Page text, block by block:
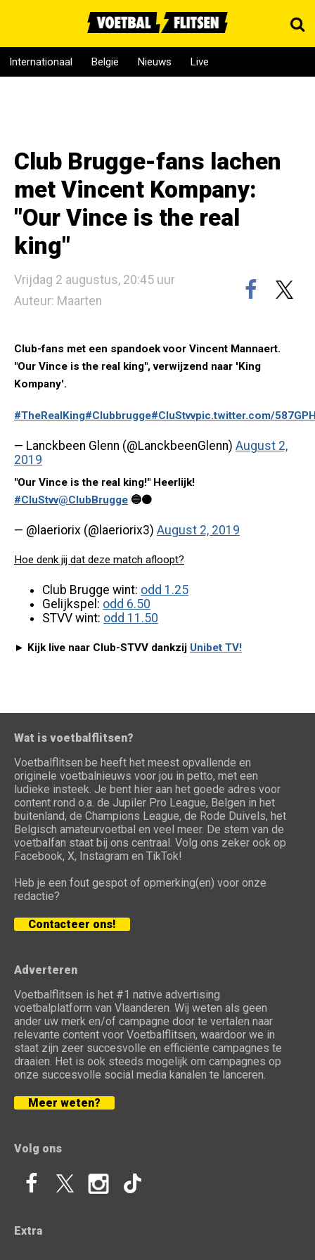
Internationaal België Nieuws Live
Club Brugge-fans lachen
met Vincent Kompany:
"Our Vince is the real
king"
Vrijdag 2 augustus, 20:45 uur
Auteur: Maarten
Club-fans met een spandoek voor Vincent Mannaert.
"Our Vince is the real king", verwijzend naar 'King
Kompany'.
#TheRealKing#Clubbrugge#CluStvvpic.twitter.com/
— Lanckbeen Glenn (@LanckbeenGlenn) August 2,
2019
"Our Vince is the real king!" Heerlijk!
#CluStvv@ClubBrugge 🔵⚫
— @laeriorix (@laeriorix3) August 2, 2019
Hoe denk jij dat deze match afloopt?
Club Brugge wint: odd 1.25
Gelijkspel: odd 6.50
STVV wint: odd 11.50
► Kijk live naar Club-STVV dankzij Unibet TV!
Wat is voetbalflitsen?
Voetbalflitsen.be heeft het meest opvallende en
originele voetbalnieuws voor jou in petto, met een
ludieke insteek. Je bent hier aan het goede adres voor
content rond o.a. de Jupiler Pro League, Belgen in het
buitenland, de Champions League, de Rode Duivels, het
Belgisch amateurvoetbal en veel meer. De stem van de
voetbalfan staat bij ons centraal. Volg ons zeker ook op
Facebook, X, Instagram en TikTok!
Heb je een fout gespot of opmerking(en) voor onze
redactie?
Contacteer ons!
Adverteren
Voetbalflitsen is het #1 native advertising
voetbalplatform van Vlaanderen. Wij weten als geen
ander uw merk en/of campagne door te vertalen naar
relevante content voor Voetbalflitsen, waardoor we in
staat zijn zeer succesvolle en efficiënte campagnes te
draaien. Het is ook steeds mogelijk om campagnes op
onze succesvolle social media kanalen te lanceren.
Meer weten?
Volg ons
Extra